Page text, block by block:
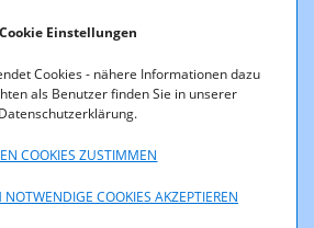
Cookie Einstellungen
Cookies - nähere Informationen dazu
als Benutzer finden Sie in unserer
Datenschutzerklärung.
COOKIES ZUSTIMMEN
COOKIES AKZEPTIEREN
die Studie das
Verhältnis, in dem
über Sportlerinnen und Sportler
stattfindet.
sind im Vergleich zu ihren